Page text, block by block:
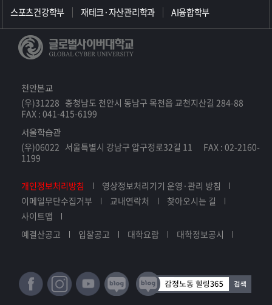
스포츠건강학부
재테크·자산관리학과 AI융합학부
천안본교
(우)31228 충청남도 천안시 동남구 목천읍 교천지산길 284-88
FAX : 041-415-6199
서울학습관
(우)06022 서울특별시 강남구 압구정로32길 11 FAX : 02-2160-
1199
개인정보처리방침
영상정보처리기기 운영·관리 방침
이메일무단수집거부
교내연락처
찾아오시는 길
사이트맵
예결산공고
입찰공고 대학요람 대학정보공시